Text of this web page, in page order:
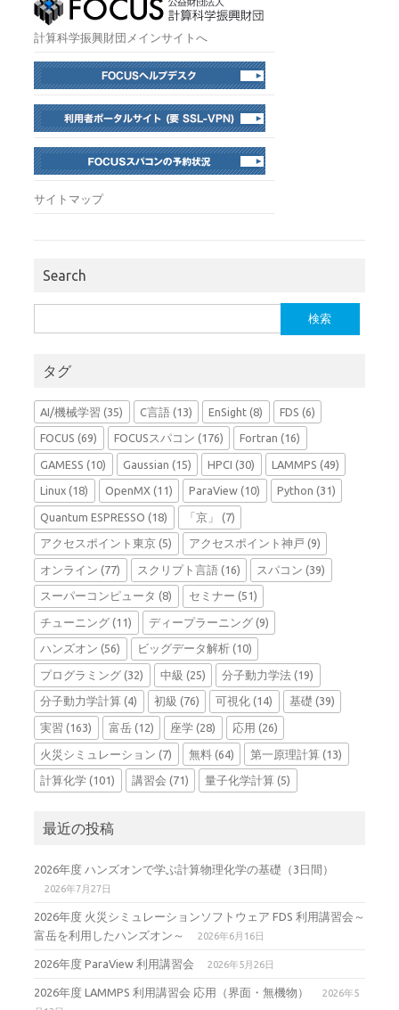
計算科学振興財団メインサイトへ
サイトマップ
Search
索:
タグ
AI/機械学習 (35) C言語(13) EnSight (8) FDS (6)
FOCUS (69) FOCUSスパコン (176) Fortran (16)
GAMESS (10) Gaussian (15) HPCI (30) LAMMPS (49)
Linux (18) OpenMX(11) ParaView (10) Python (31)
Quantum ESPRESSO (18) 「京」 (7)
アクセスポイント東京 (5) アクセスポイント神戸 (9)
オンライン (77) スクリプト言語(16) スパコン (39)
スーパーコンピュータ (8) セミナー (51)
チューニング (11) ディープラーニング(9)
ハンズオン (56) ビッグデータ解析(10)
プログラミング (32) 中級 (25) 分子動力学法 (19)
分子動力学計算 (4) 初級 (76) 可視化 (14) 基礎 (39)
実習 (163) 富岳(12) 座学 (28) 応用 (26)
火災シミュレーション (7) 無料(64) 第一原理計算 (13)
計算化学 (101) 講習会 (71) 量子化学計算 (5)
最近の投稿
2026年度 ハンズオンで学ぶ計算物理化学の基礎（3日間）
2026年7月27日
2026年度 火災シミュレーションソフトウェア FDS 利用講習会～
富岳を利用したハンズオン～
2026年6月16日
2026年度 ParaView 利用講習会 2026年5月26日
2026年度 LAMMPS 利用講習会 応用（界面・無機物）
2026年5